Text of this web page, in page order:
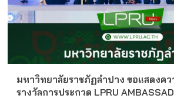
มหาวิทยาลัยราชภัฏลำปาง ขอแสดงค
รางวัลการประกวด LPRU